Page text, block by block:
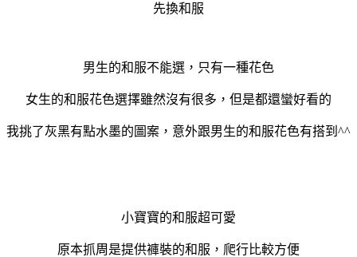
先換和服
男生的和服不能選，只有一種花色
女生的和服花色選擇雖然沒有很多，但是都還蠻好看的
我挑了灰黑有點水墨的圖案，意外跟男生的和服花色有搭到^^
小寶寶的和服超可愛
原本抓周是提供褲裝的和服，爬行比較方便